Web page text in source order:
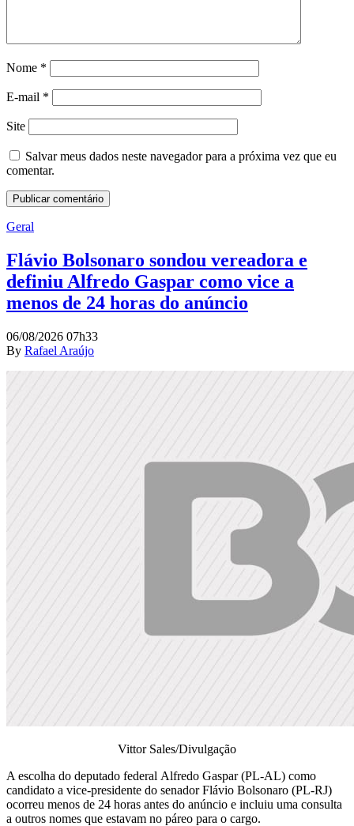
Nome *
E-mail *
Site
Salvar meus dados neste navegador para a próxima vez que eu
comentar.
Geral
Flávio Bolsonaro sondou vereadora e
definiu Alfredo Gaspar como vice a
menos de 24 horas do anúncio
06/08/2026 07h33
By Rafael Araújo
Vittor Sales/Divulgação
A escolha do deputado federal Alfredo Gaspar (PL-AL) como
candidato a vice-presidente do senador Flávio Bolsonaro (PL-RJ)
ocorreu menos de 24 horas antes do anúncio e incluiu uma consulta
a outros nomes que estavam no páreo para o cargo.